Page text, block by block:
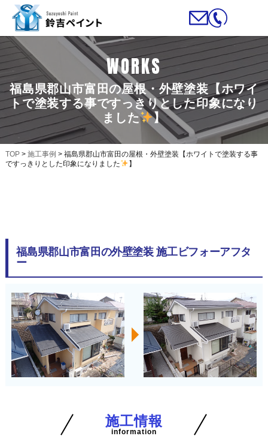
WORKS
福島県郡山市富田の屋根・外壁塗装【ホワイ
トで塗装する事ですっきりとした印象になり
ました
】
TOP> 施工事例 > 福島県郡山市富田の屋根・外壁塗装【ホワイトで塗装する事
ですっきりとした印象になりました
】
福島県郡山市富田の外壁塗装 施工ビフォーアフタ
ー
施工情報
information